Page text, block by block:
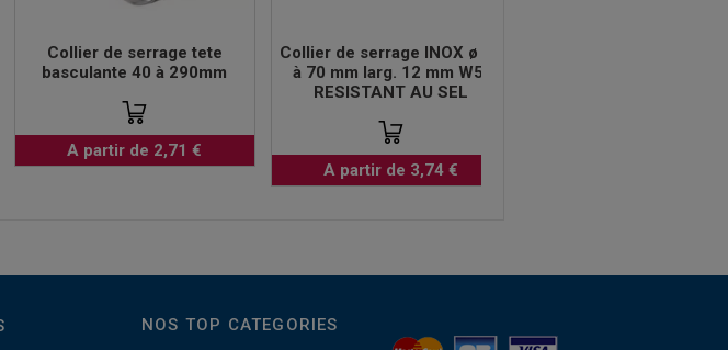
Collier de serrage tete
basculante 40 à 290mm
A partir de 2,71 €
Collier de serrage INOX ø 50
à 70 mm larg. 12 mm W5-
RESISTANT AU SEL
A partir de 3,74 €
NOS TOP CATEGORIES